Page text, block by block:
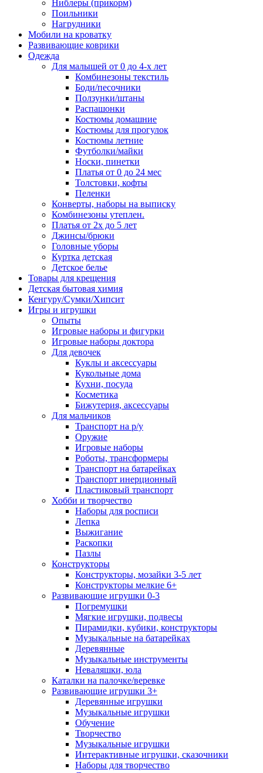
Ниблеры (прикорм)
Поильники
Нагрудники
Мобили на кроватку
Развивающие коврики
Одежда
Для малышей от 0 до 4-х лет
Комбинезоны текстиль
Боди/песочники
Ползунки/штаны
Распашонки
Костюмы домашние
Костюмы для прогулок
Костюмы летние
Футболки/майки
Носки, пинетки
Платья от 0 до 24 мес
Толстовки, кофты
Пеленки
Конверты, наборы на выписку
Комбинезоны утеплен.
Платья от 2х до 5 лет
Джинсы/брюки
Головные уборы
Куртка детская
Детское белье
Товары для крещения
Детская бытовая химия
Кенгуру/Сумки/Хипсит
Игры и игрушки
Опыты
Игровые наборы и фигурки
Игровые наборы доктора
Для девочек
Куклы и аксессуары
Кукольные дома
Кухни, посуда
Косметика
Бижутерия, аксессуары
Для мальчиков
Транспорт на р/у
Оружие
Игровые наборы
Роботы, трансформеры
Транспорт на батарейках
Транспорт инерционный
Пластиковый транспорт
Хобби и творчество
Наборы для росписи
Лепка
Выжигание
Раскопки
Пазлы
Конструкторы
Конструкторы, мозайки 3-5 лет
Конструкторы мелкие 6+
Развивающие игрушки 0-3
Погремушки
Мягкие игрушки, подвесы
Пирамидки, кубики, конструкторы
Музыкальные на батарейках
Деревянные
Музыкальные инструменты
Неваляшки, юла
Каталки на палочке/веревке
Развивающие игрушки 3+
Деревянные игрушки
Музыкальные игрушки
Обучение
Творчество
Музыкальные игрушки
Интерактивные игрушки, сказочники
Наборы для творчество